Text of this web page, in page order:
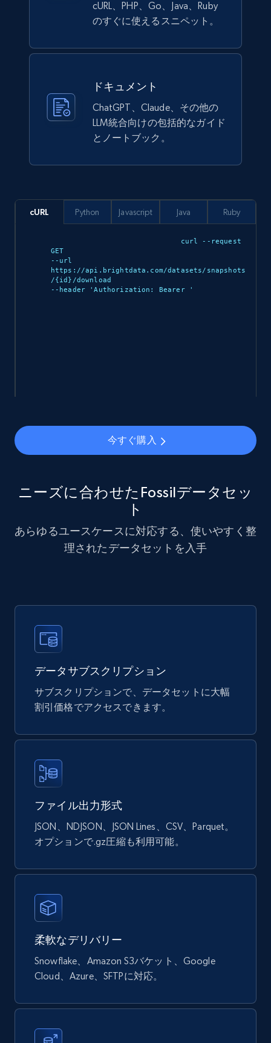
eCommerce
151+
Walmart sellers info
Seller id, URL, Catalog seller id, Seller name, Seller
eCommerce
912+
898+ 114+ 今すぐ購入
Sephora products
URL, ID, Name, Sku, In stock, Regular price,
Actual price, Unit price, and more.
eCommerce
Naver products
URL, Product id, Title, Original price, Final price,
Discount rate, Currency, Description, and more.
eCommerce
Google Shopping products search US
URL, Product id, Title, Final price, Initial price,
Currency, Rating, Reviews count, and more.
eCommerce
823+
Wayfair products
Initial price, Discount, Final price, and more.
eCommerce
cURL、PHP、Go、Java、Ruby
のすぐに使えるスニペット。
ドキュメント
ChatGPT、Claude、その他の
LLM統合向けの包括的なガイド
とノートブック。
cURL
curl --request
GET
--url
https://api.brightdata.com/datasets/snapshots
/{id}/download
--header 'Authorization: Bearer
'
Python Javascript Java Ruby
今すぐ購入
ニーズに合わせたFossilデータセッ
ト
あらゆるユースケースに対応する、使いやすく整
理されたデータセットを入手
データサブスクリプション
サブスクリプションで、データセットに大幅
割引価格でアクセスできます。
ファイル出力形式
JSON、NDJSON、JSON Lines、CSV、Parquet。
オプションで.gz圧縮も利用可能。
柔軟なデリバリー
Snowflake、Amazon S3バケット、Google
Cloud、Azure、SFTPに対応。